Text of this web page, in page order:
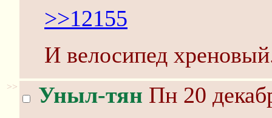
>>12155
И велосипед
>> Уныл-тян Пн 20